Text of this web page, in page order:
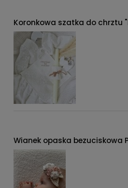
Koronkowa szatka do chrztu
Wianek opaska bezuciskowa